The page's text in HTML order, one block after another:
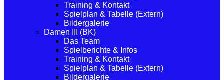
Training & Kontakt
Spielplan & Tabelle (Extern)
Bildergalerie
Damen III (BK)
Das Team
Spielberichte & Infos
Training & Kontakt
Spielplan & Tabelle (Extern)
Bildergalerie